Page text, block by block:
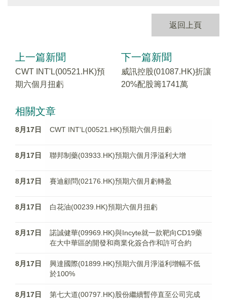
返回上頁
上一篇新聞
CWT INT'L(00521.HK)預
期六個月扭虧
下一篇新聞
威訊控股(01087.HK)折讓
20%配股籌1741萬
相關文章
8月17日 CWT INT'L(00521.HK)預期六個月扭虧
8月17日 聯邦制藥(03933.HK)預期六個月淨溢利大增
8月17日 賽迪顧問(02176.HK)預期六個月虧轉盈
8月17日 白花油(00239.HK)預期六個月扭虧
8月17日
諾誠健華(09969.HK)與Incyte就一款靶向CD19藥
在大中華區的開發和商業化簽合作和許可合約
8月17日
興達國際(01899.HK)預期六個月淨溢利增幅不低
於100%
8月17日
第七大道(00797.HK)股份繼續暫停直至公司完成